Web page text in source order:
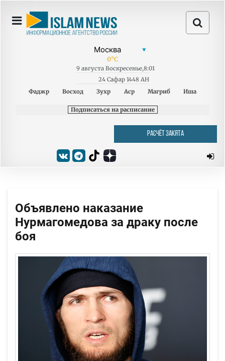
0°C
9 августа Воскресенье,8:01
24 Сафар 1448 AH
Фаджр
Восход Зухр Аср Магриб Иша
Подписаться на расписание
РАСЧЁТ ЗАКЯТА
Объявлено наказание
Нурмагомедова за драку после
боя